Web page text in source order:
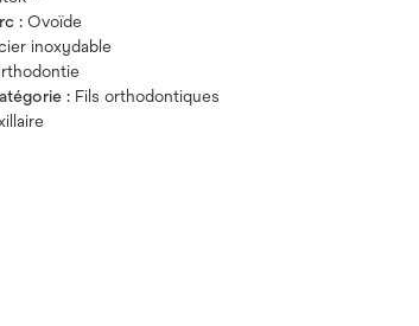
:Ovoïde
inoxydable
: Fils orthodontiques